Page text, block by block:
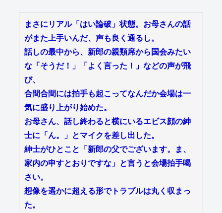
まさにリアル「はい論破」状態。お母さんの話
がまた上手いんだ、声も良く通るし。
話しの最中から、新郎の親類席から国会みたい
な「そうだ！」「よく言った！」などの声が飛
び、
合間合間には拍手も起こってなんだか会場は一
気に盛り上がり始めた。
お母さん、話し終わると横にいるエビス顔の紳
士に「ん。」とマイクを差し出した。
紳士がひとこと「新郎の父でございます。ま、
家内の申すとおりですな」と言うと会場拍手喝
さい。
想像を遥かに超える形でトラブルは丸く収まっ
た。